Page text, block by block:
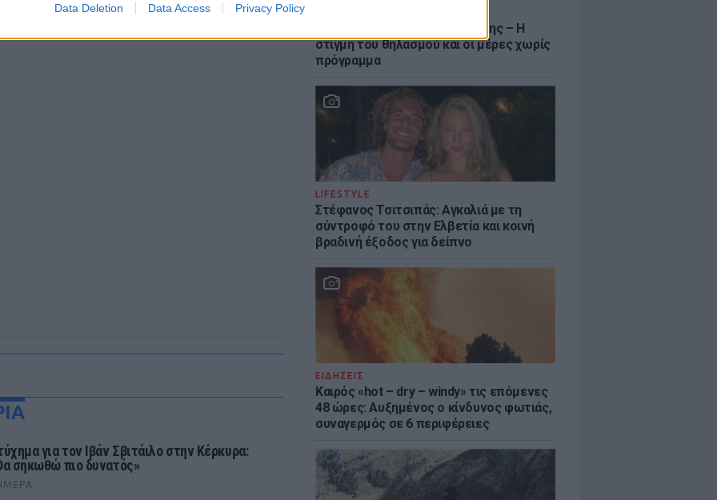
Data Deletion Data Access Privacy Policy
φωτογραφίες με τους γιους της – Η
στιγμή του θηλασμού και οι μέρες χωρίς
πρόγραμμα
LIFESTYLE
Στέφανος Τσιτσιπάς: Αγκαλιά με τη
σύντροφό του στην Ελβετία και κοινή
βραδινή έξοδος για δείπνο
ΕΙΔΗΣΕΙΣ
Καιρός «hot – dry – windy» τις επόμενες
48 ώρες: Αυξημένος ο κίνδυνος φωτιάς,
συναγερμός σε 6 περιφέρειες
για τον Ιβάν Σβιτάιλο στην Κέρκυρα:
σηκωθώ πιο δυνατός»